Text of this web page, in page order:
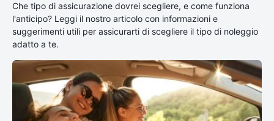
Che tipo di assicurazione dovrei scegliere, e come funziona
l'anticipo? Leggi il nostro articolo con informazioni e
suggerimenti utili per assicurarti di scegliere il tipo di noleggio
adatto a te.